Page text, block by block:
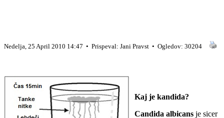
Nedelja, 25 April 2010 14:47 • Prispeval: Jani Pravst • Ogledov: 30204
Kaj je kandida?
Candida albicans je sicer